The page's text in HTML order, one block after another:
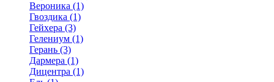
Вероника (1)
Гвоздика (1)
Гейхера (3)
Гелениум (1)
Герань (3)
Дармера (1)
Дицентра (1)